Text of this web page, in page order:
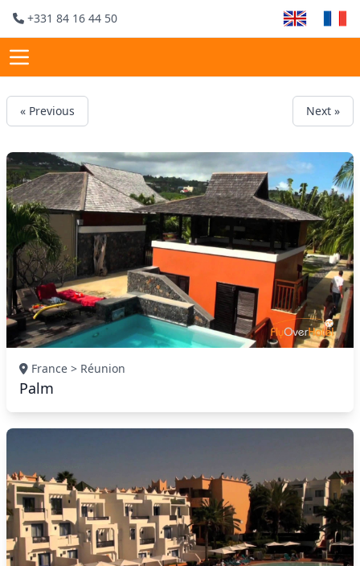
+331 84 16 44 50
« Previous Next »
France > Réunion
Palm